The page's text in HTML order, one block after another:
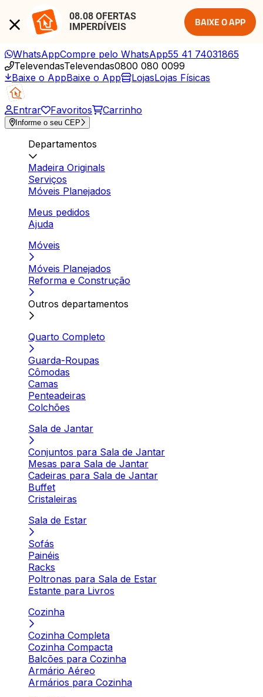
08.08 OFERTAS
IMPERDÍVEIS
BAIXE O APP
WhatsAppCompre pelo WhatsApp55 41 74031865
TelevendasTelevendas0800 080 0099
Baixe o AppBaixe o App LojasLojas Físicas
Entrar Favoritos Carrinho
Informe o seu CEP
Departamentos
Madeira Originals
Serviços
Móveis Planejados
Meus pedidos
Ajuda
Móveis
Móveis Planejados
Reforma e Construção
Outros departamentos
Quarto Completo
Guarda-Roupas
Cômodas
Camas
Penteadeiras
Colchões
Sala de Jantar
Conjuntos para Sala de Jantar
Mesas para Sala de Jantar
Cadeiras para Sala de Jantar
Buffet
Cristaleiras
Sala de Estar
Sofás
Painéis
Racks
Poltronas para Sala de Estar
Estante para Livros
Cozinha
Cozinha Completa
Cozinha Compacta
Balcões para Cozinha
Armário Aéreo
Armários para Cozinha